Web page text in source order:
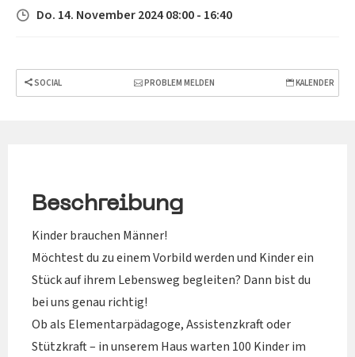
Do. 14. November 2024 08:00 - 16:40
SOCIAL PROBLEM MELDEN KALENDER
Beschreibung
Kinder brauchen Männer!
Möchtest du zu einem Vorbild werden und Kinder ein
Stück auf ihrem Lebensweg begleiten? Dann bist du
bei uns genau richtig!
Ob als Elementarpädagoge, Assistenzkraft oder
Stützkraft – in unserem Haus warten 100 Kinder im